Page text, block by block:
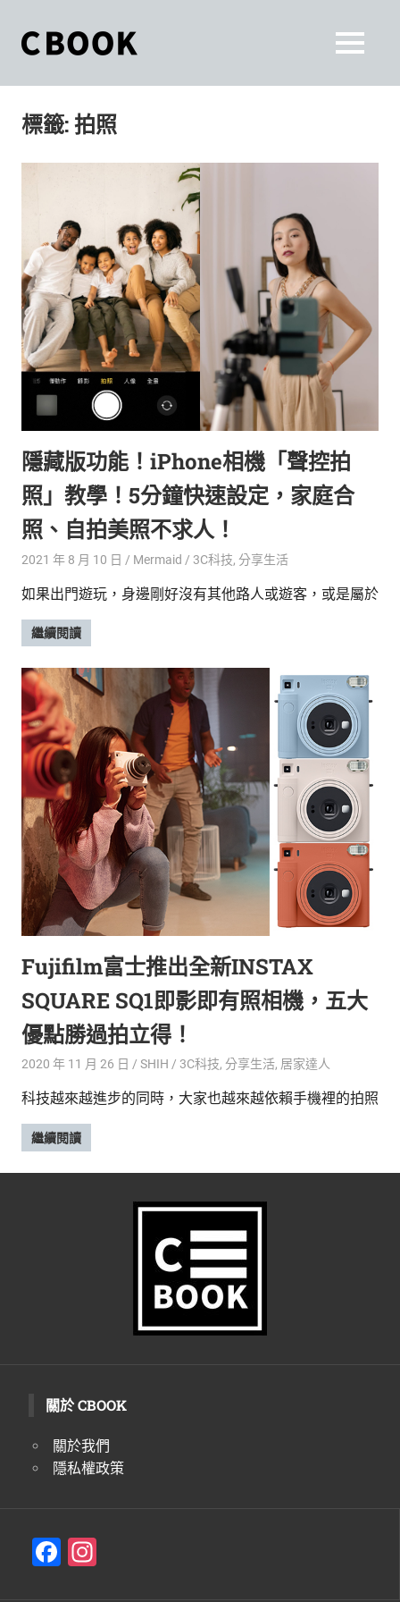
content
和
一
起
活
出
自
己
的
生
活
態
度
World.」
是
近
你/
妳
生
活
的
雜
誌。
采
豐
富
時
尚
流、
活
遊、
兩
性
星
座、
獵
新
鮮
內
容，
讓
獨
一
二
你
和
CBOOK
一
找
到
專
MENU
標籤:拍照
隱藏版功能！iPhone相機「聲控拍
照」教學！5分鐘快速設定，家庭合
照、自拍美照不求人！
2021 年 8 月 10 日 Mermaid 3C科技, 分享生活
如果出門遊玩，身邊剛好沒有其他路人或遊客，或是屬於
繼續閱讀
Fujifilm富士推出全新INSTAX
SQUARE SQ1即影即有照相機，五大
優點勝過拍立得！
2020 年 11 月 26 日 SHIH 3C科技, 分享生活, 居家達人
科技越來越進步的同時，大家也越來越依賴手機裡的拍照
繼續閱讀
關於 CBOOK
關於我們
隱私權政策
F